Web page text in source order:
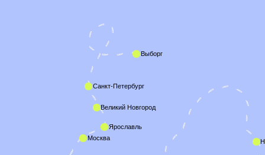
ОБЩИЙ КРУГ
ИРОНИЯ